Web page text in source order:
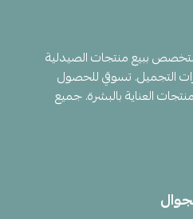
ببيع منتجات الصيدلية
التجميل. تسوقي للحصول
العناية بالبشرة. جميع